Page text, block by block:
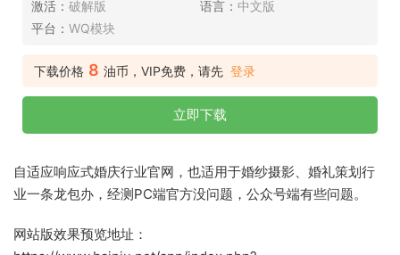
激活： 破解版 语言： 中文版
平台： WQ模块
下载价格 8 油币，VIP免费，请先 登录
立即下载
自适应响应式婚庆行业官网，也适用于婚纱摄影、婚礼策划行
业一条龙包办，经测PC端官方没问题，公众号端有些问题。
网站版效果预览地址：